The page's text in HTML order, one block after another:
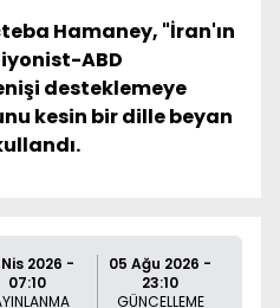
Hamaney, "İran'ın
ABD
desteklemeye
kesin bir dille beyan
2026 -
07:10
05 Ağu 2026 -
23:10
GÜNCELLEME